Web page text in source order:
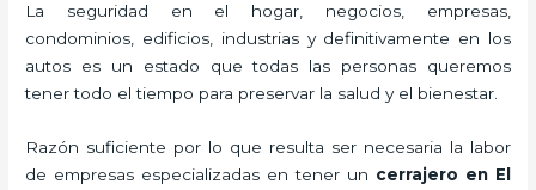
La seguridad en el hogar, negocios, empresas,
condominios, edificios, industrias y definitivamente en los
autos es un estado que todas las personas queremos
tener todo el tiempo para preservar la salud y el bienestar.
Razón suficiente por lo que resulta ser necesaria la labor
de empresas especializadas en tener un cerrajero en El